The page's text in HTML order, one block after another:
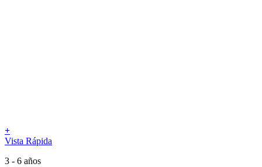
+
Vista Rápida
3 - 6 años